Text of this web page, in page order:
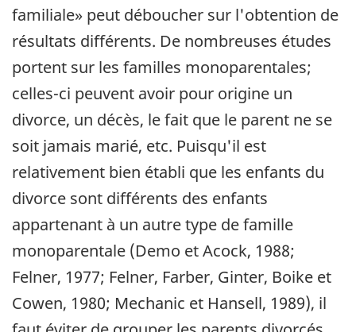
familiale» peut déboucher sur l'obtention de
résultats différents. De nombreuses études
portent sur les familles monoparentales;
celles-ci peuvent avoir pour origine un
divorce, un décès, le fait que le parent ne se
soit jamais marié, etc. Puisqu'il est
relativement bien établi que les enfants du
divorce sont différents des enfants
appartenant à un autre type de famille
monoparentale (Demo et Acock, 1988;
Felner, 1977; Felner, Farber, Ginter, Boike et
Cowen, 1980; Mechanic et Hansell, 1989), il